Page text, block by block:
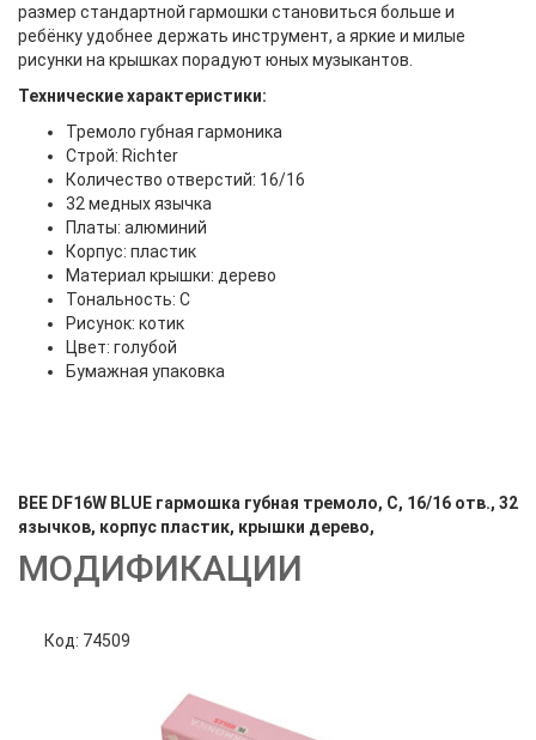
размер стандартной гармошки становиться больше и
ребёнку удобнее держать инструмент, а яркие и милые
рисунки на крышках порадуют юных музыкантов.
Технические характеристики:
Тремоло губная гармоника
Строй: Richter
Количество отверстий: 16/16
32 медных язычка
Платы: алюминий
Корпус: пластик
Материал крышки: дерево
Тональность: С
Рисунок: котик
Цвет: голубой
Бумажная упаковка
BEE DF16W BLUE гармошка губная тремоло, C, 16/16 отв., 32
язычков, корпус пластик, крышки дерево,
МОДИФИКАЦИИ
Код: 74509